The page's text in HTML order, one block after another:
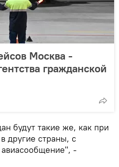
Москва -
гражданской
будут такие же, как при
другие страны, с
-